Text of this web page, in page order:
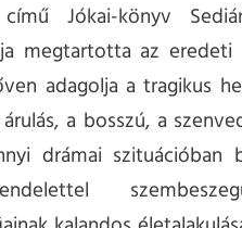
Jókai-könyv
megtartotta az
adagolja a tragikus
a bosszú, a
drámai szituációban